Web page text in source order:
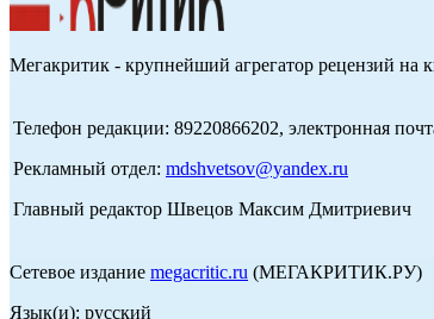
Мегакритик - крупнейший агрегатор рецензий на
Телефон редакции: 89220866202, электронная
Рекламный отдел: mdshvetsov@yandex.ru
Главный редактор Швецов Максим Дмитриевич
Сетевое издание megacritic.ru (МЕГАКРИТИК.РУ)
Язык(и): русский